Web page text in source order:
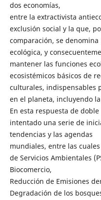
dos economías,
entre la extractivista
exclusión social y la que,
comparación, se denomina
ecológica, y
mantener las funciones
ecosistémicos básicos de
culturales, indispensables
en el planeta, incluyendo
En esta respuesta de
intentado una serie de
tendencias y las agendas
mundiales, entre las
de Servicios Ambientales
Biocomercio,
Reducción de Emisiones
Degradación de los